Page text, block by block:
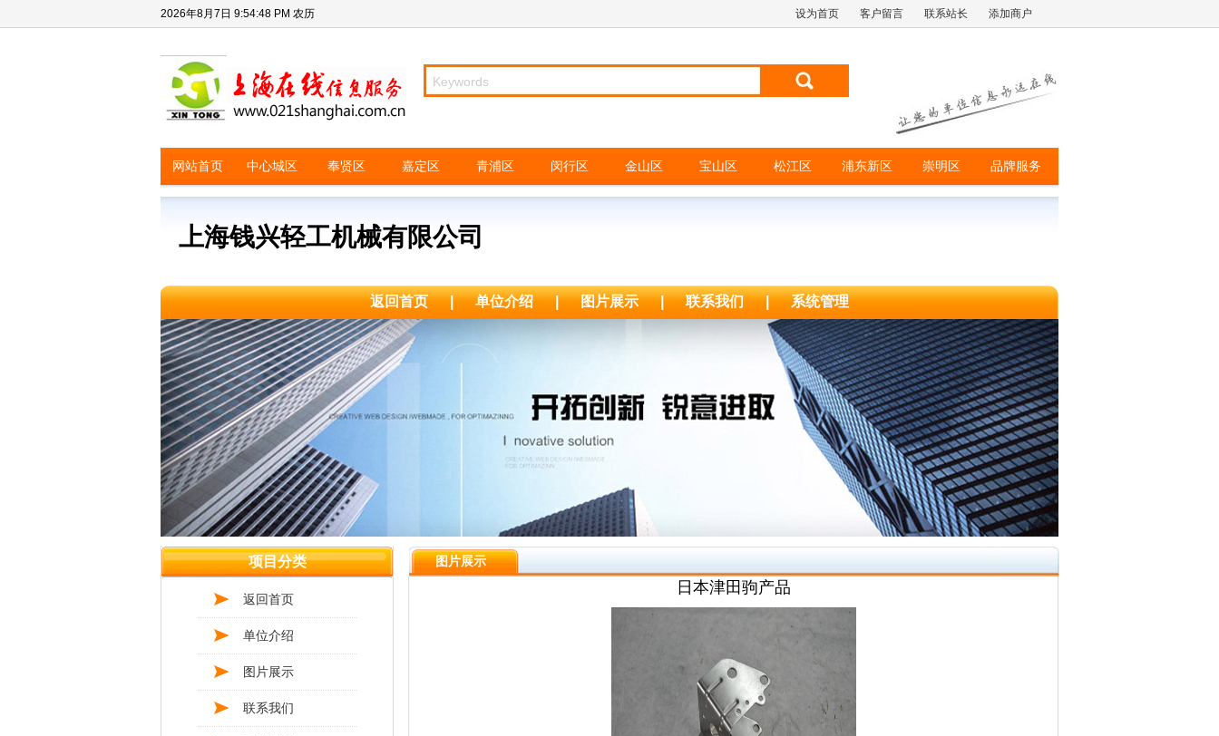
2026年8月7日 9:54:48 PM 农历 设为首页 客户留言 联系站长 添加商户
网站首页 中心城区 奉贤区 嘉定区 青浦区 闵行区 金山区 宝山区 松江区 浦东新区 崇明区 品牌服务
上海钱兴轻工机械有限公司
返回首页 | 单位介绍 | 图片展示 | 联系我们 | 系统管理
项目分类
返回首页
单位介绍
图片展示
联系我们
图片展示
日本津田驹产品